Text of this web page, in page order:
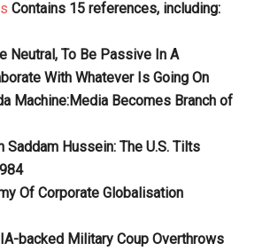
Contains 15 references, including:
Neutral, To Be Passive In A
With Whatever Is Going On
Machine:Media Becomes Branch of
Saddam Hussein: The U.S. Tilts
Of Corporate Globalisation
backed Military Coup Overthrows